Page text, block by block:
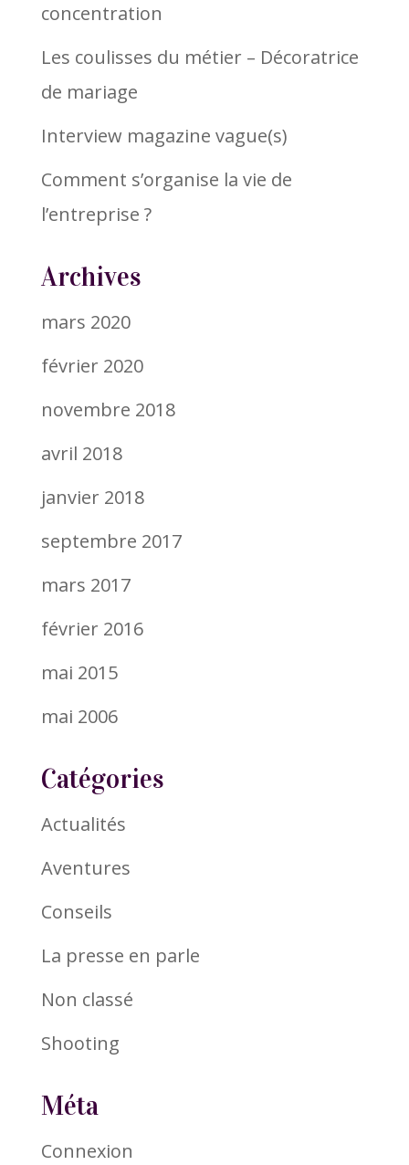
concentration
Les coulisses du métier – Décoratrice
de mariage
Interview magazine vague(s)
Comment s’organise la vie de
l’entreprise ?
Archives
mars 2020
février 2020
novembre 2018
avril 2018
janvier 2018
septembre 2017
mars 2017
février 2016
mai 2015
mai 2006
Catégories
Actualités
Aventures
Conseils
La presse en parle
Non classé
Shooting
Méta
Connexion